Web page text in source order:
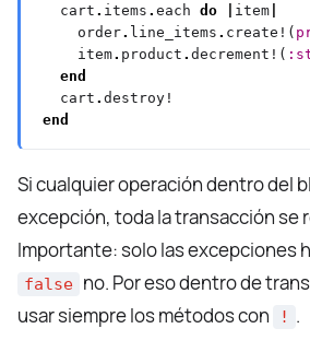
  cart
. items . each do item
    order
. line_items . create!(
    item
. product . decrement!(
end
  cart
.
end
Si cualquier operación dentro del
excepción, toda la transacción se
Importante: solo las excepciones
false no. Por eso dentro de
usar siempre los métodos con
! .